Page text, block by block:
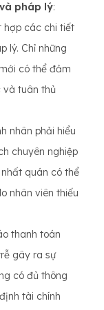
pháp lý:
hợp các chi tiết
lý. Chỉ những
có thể đảm
và tuân thủ
nhân phải hiểu
chuyên nghiệp
quán có thể
nhân viên thiếu
thanh toán
gây ra sự
có đủ thông
tài chính